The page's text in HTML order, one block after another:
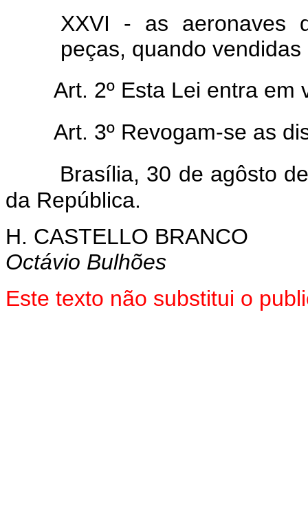
XXVI - as aeronaves
peças, quando vendidas
Art. 2º Esta Lei entra em
Art. 3º Revogam-se as
Brasília, 30 de agôsto
da República.
H. CASTELLO BRANCO
Octávio Bulhões
Este texto não substitui o